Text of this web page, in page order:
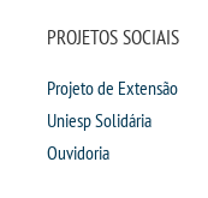
PROJETOS SOCIAIS
Projeto de Extensão
Uniesp Solidária
Ouvidoria